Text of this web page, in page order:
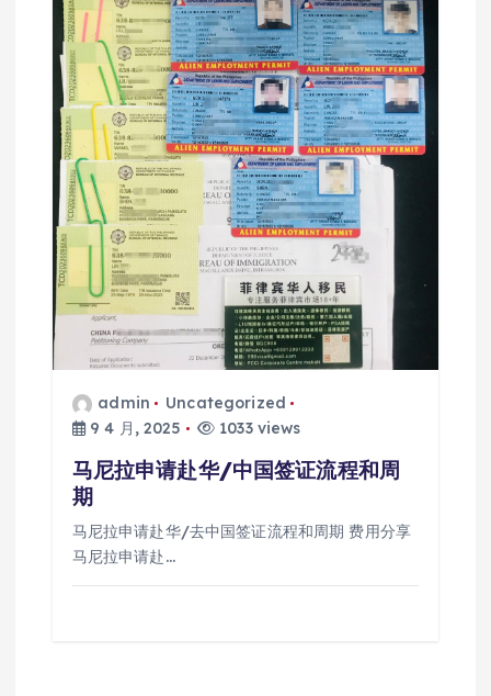
admin
Uncategorized
9 4 月, 2025
1033 views
马尼拉申请赴华/中国签证流程和周
期
马尼拉申请赴华/去中国签证流程和周期 费用分享
马尼拉申请赴…